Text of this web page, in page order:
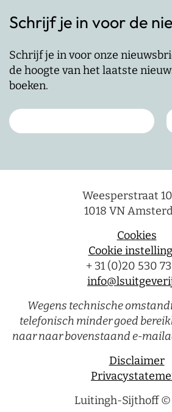
Schrijf je in voor de
Schrijf je in voor onze
de hoogte van het laatste
boeken.
Weesperstraat
1018 VN
Cookies
Cookie
+ 31 (0)20 530
Wegens technische
telefonisch minder goed
naar naar bovenstaand e-
Disclaimer
Luitingh-Sijthoff ©